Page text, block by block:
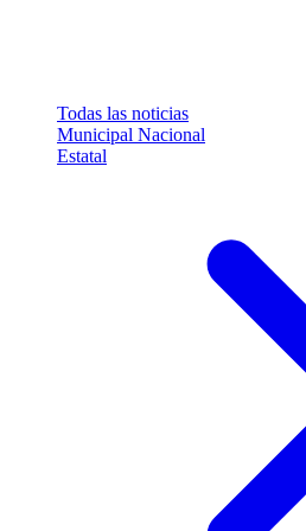
Todas las noticias
Municipal Nacional
Estatal